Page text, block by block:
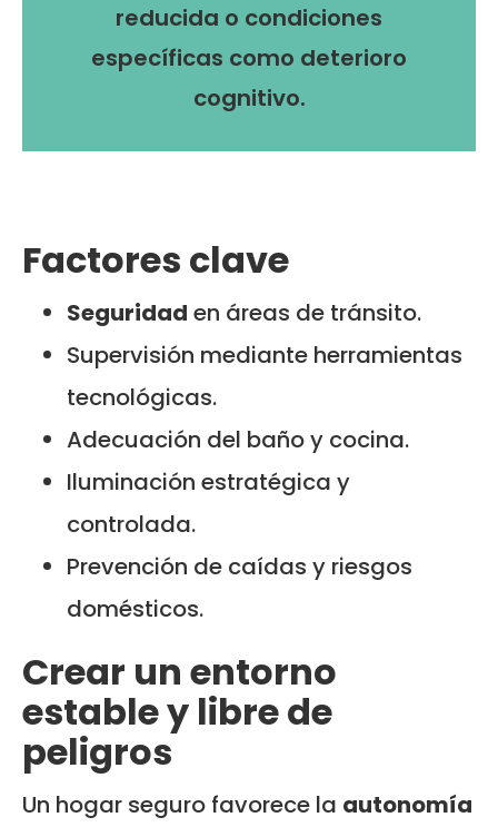
reducida o condiciones
específicas como deterioro
cognitivo.
Factores clave
Seguridad en áreas de tránsito.
Supervisión mediante herramientas
tecnológicas.
Adecuación del baño y cocina.
Iluminación estratégica y
controlada.
Prevención de caídas y riesgos
domésticos.
Crear un entorno
estable y libre de
peligros
Un hogar seguro favorece la autonomía